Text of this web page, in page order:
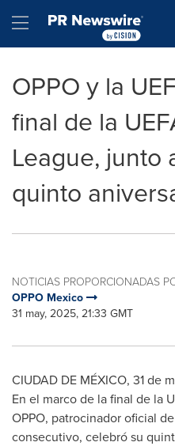
Hamburger menu
OPPO y la
final de la
League, junto
quinto
NOTICIAS PROPORCIONADAS
OPPO Mexico
31 may, 2025, 21:33 GMT
CIUDAD DE MÉXICO, 31 de
En el marco de la final de la
OPPO, patrocinador oficial
consecutivo, celebró su